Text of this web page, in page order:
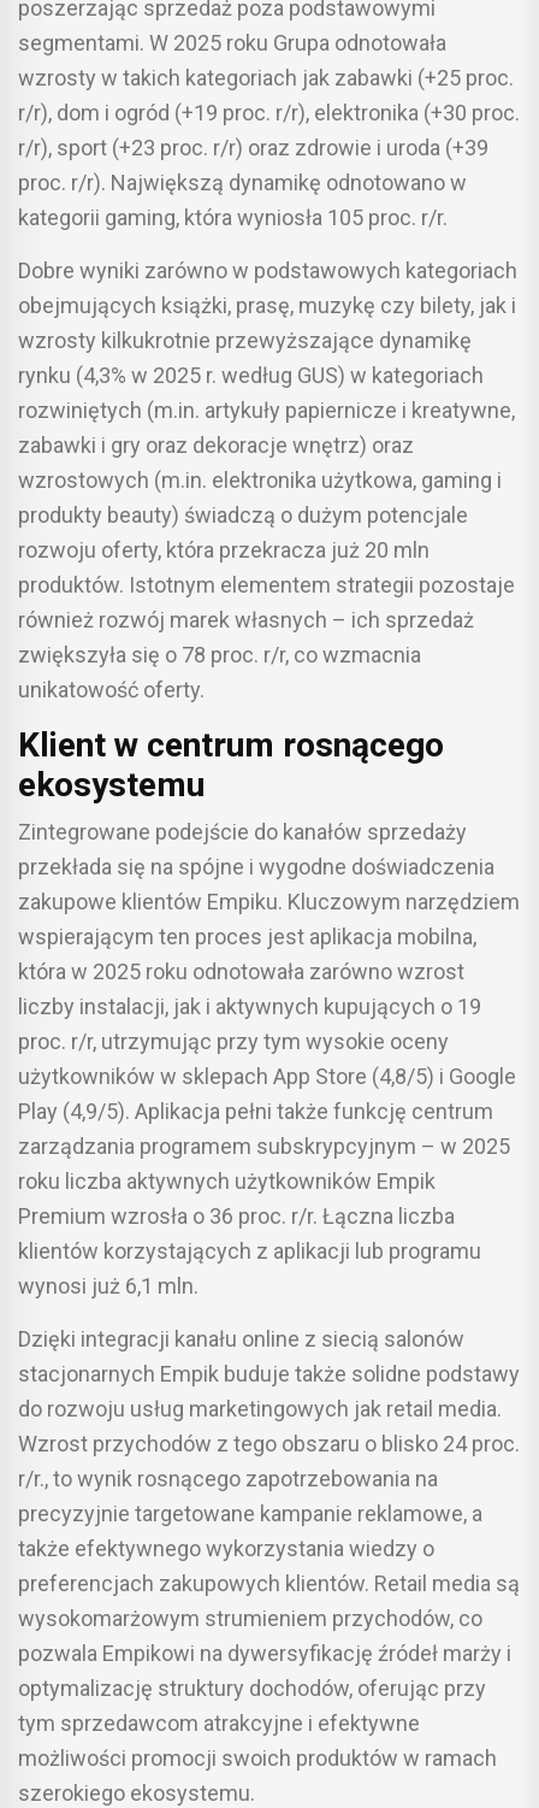
poszerzając sprzedaż poza podstawowymi
segmentami. W 2025 roku Grupa odnotowała
wzrosty w takich kategoriach jak zabawki (+25 proc.
r/r), dom i ogród (+19 proc. r/r), elektronika (+30 proc.
r/r), sport (+23 proc. r/r) oraz zdrowie i uroda (+39
proc. r/r). Największą dynamikę odnotowano w
kategorii gaming, która wyniosła 105 proc. r/r.
Dobre wyniki zarówno w podstawowych kategoriach
obejmujących książki, prasę, muzykę czy bilety, jak i
wzrosty kilkukrotnie przewyższające dynamikę
rynku (4,3% w 2025 r. według GUS) w kategoriach
rozwiniętych (m.in. artykuły papiernicze i kreatywne,
zabawki i gry oraz dekoracje wnętrz) oraz
wzrostowych (m.in. elektronika użytkowa, gaming i
produkty beauty) świadczą o dużym potencjale
rozwoju oferty, która przekracza już 20 mln
produktów. Istotnym elementem strategii pozostaje
również rozwój marek własnych – ich sprzedaż
zwiększyła się o 78 proc. r/r, co wzmacnia
unikatowość oferty.
Klient w centrum rosnącego
ekosystemu
Zintegrowane podejście do kanałów sprzedaży
przekłada się na spójne i wygodne doświadczenia
zakupowe klientów Empiku. Kluczowym narzędziem
wspierającym ten proces jest aplikacja mobilna,
która w 2025 roku odnotowała zarówno wzrost
liczby instalacji, jak i aktywnych kupujących o 19
proc. r/r, utrzymując przy tym wysokie oceny
użytkowników w sklepach App Store (4,8/5) i Google
Play (4,9/5). Aplikacja pełni także funkcję centrum
zarządzania programem subskrypcyjnym – w 2025
roku liczba aktywnych użytkowników Empik
Premium wzrosła o 36 proc. r/r. Łączna liczba
klientów korzystających z aplikacji lub programu
wynosi już 6,1 mln.
Dzięki integracji kanału online z siecią salonów
stacjonarnych Empik buduje także solidne podstawy
do rozwoju usług marketingowych jak retail media.
Wzrost przychodów z tego obszaru o blisko 24 proc.
r/r., to wynik rosnącego zapotrzebowania na
precyzyjnie targetowane kampanie reklamowe, a
także efektywnego wykorzystania wiedzy o
preferencjach zakupowych klientów. Retail media są
wysokomarżowym strumieniem przychodów, co
pozwala Empikowi na dywersyfikację źródeł marży i
optymalizację struktury dochodów, oferując przy
tym sprzedawcom atrakcyjne i efektywne
możliwości promocji swoich produktów w ramach
szerokiego ekosystemu.